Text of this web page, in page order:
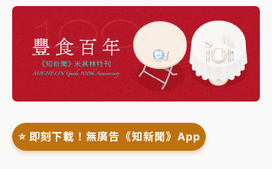
⭐️ 即刻下載！無廣告《知新聞》App